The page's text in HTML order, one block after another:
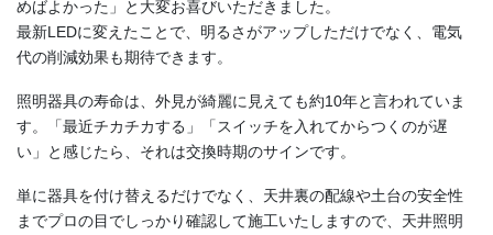
めばよかった」と大変お喜びいただきました。
最新LEDに変えたことで、明るさがアップしただけでなく、電気
代の削減効果も期待できます。
照明器具の寿命は、外見が綺麗に見えても約10年と言われていま
す。「最近チカチカする」「スイッチを入れてからつくのが遅
い」と感じたら、それは交換時期のサインです。
単に器具を付け替えるだけでなく、天井裏の配線や土台の安全性
までプロの目でしっかり確認して施工いたしますので、天井照明